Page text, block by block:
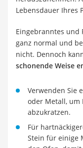
Lebensdauer Ihres
Eingebranntes und
ganz normal und
nicht. Dennoch
schonende Weise
Verwenden Sie
oder Metall, um
abzukratzen.
Für
Stein für einige